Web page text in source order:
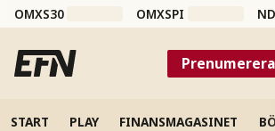
OMXS30 OMXSPI
Prenumerera
START PLAY FINANSMAGASINET